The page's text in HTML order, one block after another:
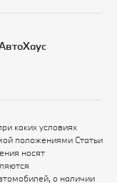
каких условиях
положениями Статьи
носят
о наличии